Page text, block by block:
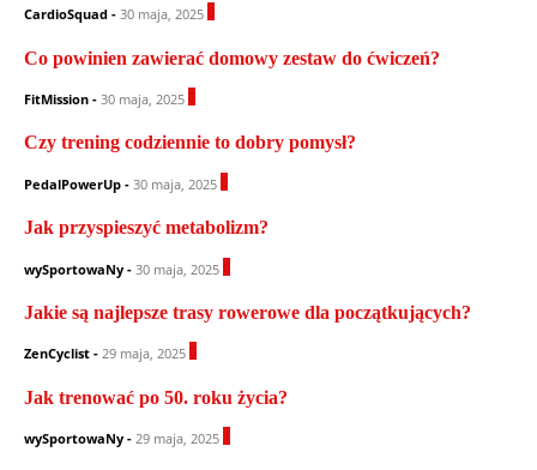
CardioSquad - 30 maja, 2025
Co powinien zawierać domowy zestaw do ćwiczeń?
FitMission - 30 maja, 2025
Czy trening codziennie to dobry pomysł?
PedalPowerUp - 30 maja, 2025
Jak przyspieszyć metabolizm?
wySportowaNy - 30 maja, 2025
Jakie są najlepsze trasy rowerowe dla początkujących?
ZenCyclist - 29 maja, 2025
Jak trenować po 50. roku życia?
wySportowaNy - 29 maja, 2025